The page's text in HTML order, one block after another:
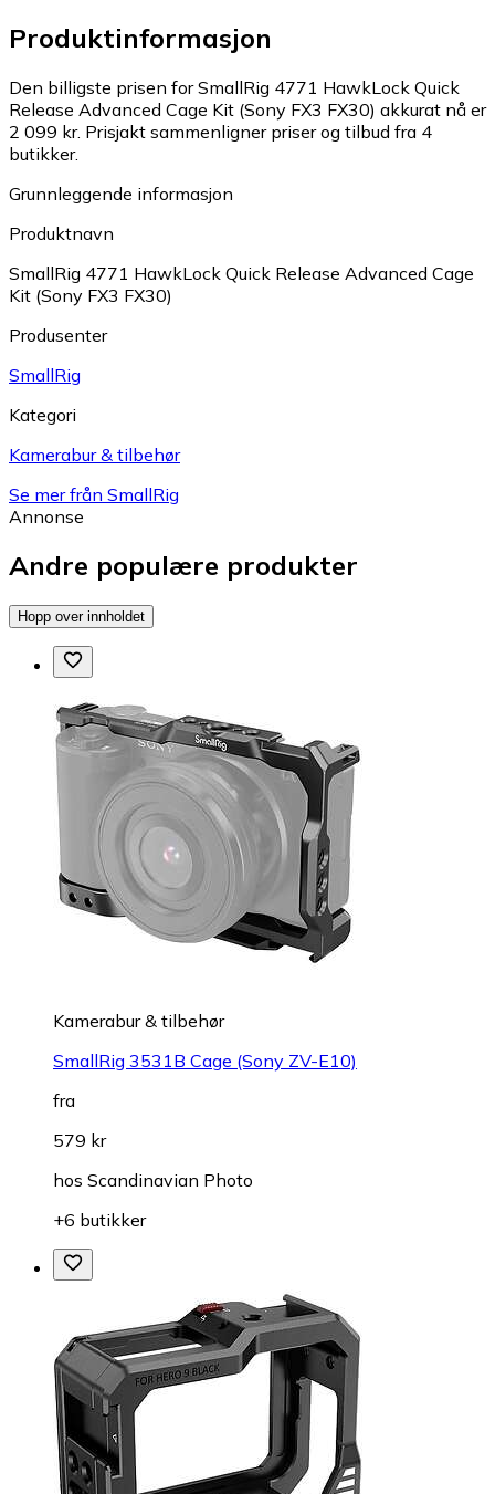
Produktinformasjon
Den billigste prisen for SmallRig 4771 HawkLock Quick
Release Advanced Cage Kit (Sony FX3 FX30) akkurat nå er
2 099 kr. Prisjakt sammenligner priser og tilbud fra 4
butikker.
Grunnleggende informasjon
Produktnavn
SmallRig 4771 HawkLock Quick Release Advanced Cage
Kit (Sony FX3 FX30)
Produsenter
SmallRig
Kategori
Kamerabur & tilbehør
Se mer från SmallRig
Annonse
Andre populære produkter
Hopp over innholdet
Kamerabur & tilbehør
SmallRig 3531B Cage (Sony ZV-E10)
fra
579 kr
hos Scandinavian Photo
+6 butikker